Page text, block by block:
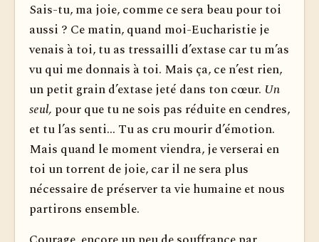
Sais-tu, ma joie, comme ce sera beau pour toi
aussi ? Ce matin, quand moi-Eucharistie je
venais à toi, tu as tressailli d’extase car tu m’as
vu qui me donnais à toi. Mais ça, ce n’est rien,
un petit grain d’extase jeté dans ton cœur. Un
seul, pour que tu ne sois pas réduite en cendres,
et tu l’as senti… Tu as cru mourir d’émotion.
Mais quand le moment viendra, je verserai en
toi un torrent de joie, car il ne sera plus
nécessaire de préserver ta vie humaine et nous
partirons ensemble.